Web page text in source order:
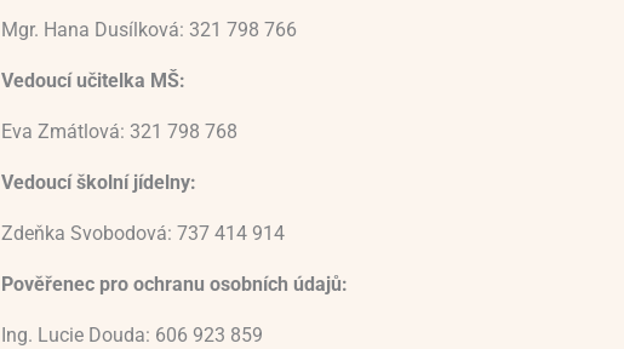
Mgr. Hana Dusílková: 321 798 766
Vedoucí učitelka MŠ:
Eva Zmátlová: 321 798 768
Vedoucí školní jídelny:
Zdeňka Svobodová: 737 414 914
Pověřenec pro ochranu osobních údajů:
Ing. Lucie Douda: 606 923 859